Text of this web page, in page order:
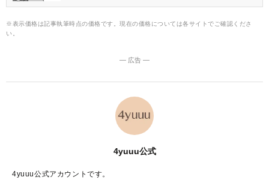
※表示価格は記事執筆時点の価格です。現在の価格については各サイトでご確認くださ
い。
― 広告 ―
4yuuu公式
4yuuu公式アカウントです。